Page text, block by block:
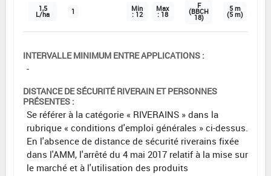
1,5
L/ha 1 Min
: 12
Max
: 18
F
(BBCH
18)
5 m
(5 m)
INTERVALLE MINIMUM ENTRE APPLICATIONS :
-
DISTANCE DE SÉCURITÉ RIVERAIN ET PERSONNES
PRÉSENTES :
Se référer à la catégorie « RIVERAINS » dans la
rubrique « conditions d'emploi générales » ci-dessus.
En l'absence de distance de sécurité riverains fixée
dans l'AMM, l'arrêté du 4 mai 2017 relatif à la mise sur
le marché et à l'utilisation des produits